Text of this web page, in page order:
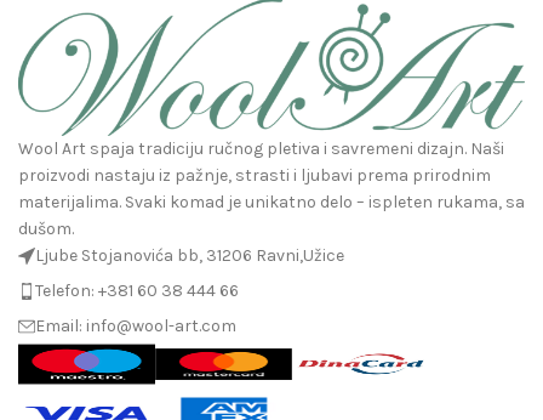
Wool Art spaja tradiciju ručnog pletiva i savremeni dizajn. Naši
proizvodi nastaju iz pažnje, strasti i ljubavi prema prirodnim
materijalima. Svaki komad je unikatno delo – ispleten rukama, sa
dušom.
Ljube Stojanovića bb, 31206 Ravni,Užice
Telefon: +381 60 38 444 66
Email: info@wool-art.com